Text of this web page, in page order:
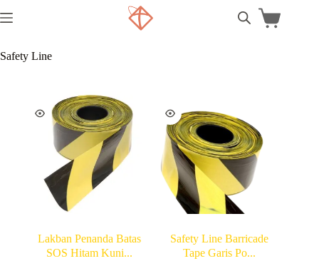
Safety Line
Lakban Penanda Batas
SOS Hitam Kuni...
Safety Line Barricade
Tape Garis Po...